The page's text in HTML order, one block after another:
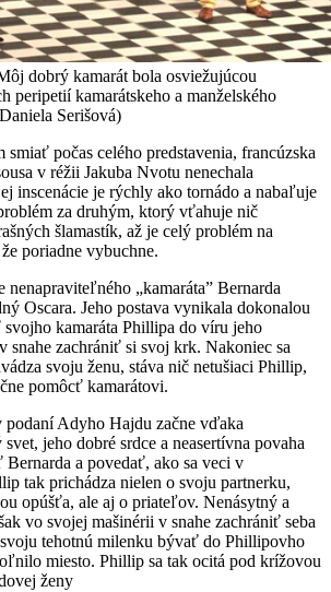
dobrý kamarát bola osviežujúcou
peripetií kamarátskeho a manželského
Serišová)
smiať počas celého predstavenia, francúzska
v réžii Jakuba Nvotu nenechala
inscenácie je rýchly ako tornádo a nabaľuje
za druhým, ktorý vťahuje nič
šlamastík, až je celý problém na
poriadne vybuchne.
„kamaráta” Bernarda
Oscara. Jeho postava vynikala dokonalou
kamaráta Phillipa do víru jeho
snahe zachrániť si svoj krk. Nakoniec sa
svoju ženu, stáva nič netušiaci Phillip,
pomôcť kamarátovi.
Adyho Hajdu začne vďaka
jeho dobré srdce a neasertívna povaha
a povedať, ako sa veci v
tak prichádza nielen o svoju partnerku,
opúšťa, ale aj o priateľov. Nenásytný a
vo svojej mašinérii v snahe zachrániť seba
svoju tehotnú milenku bývať do Phillipovho
miesto. Phillip sa tak ocitá pod krížovou
ženy